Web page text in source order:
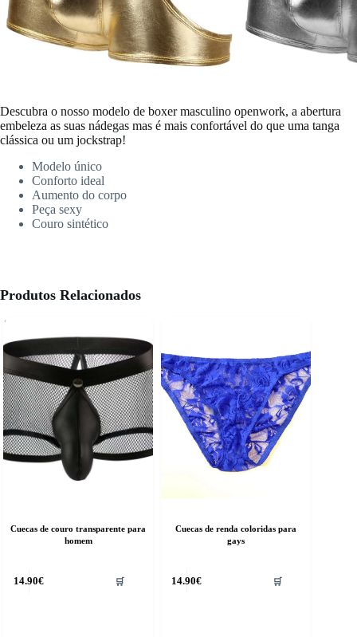
Descubra o nosso modelo de boxer masculino openwork, a abertura
embeleza as suas nádegas mas é mais confortável do que uma tanga
clássica ou um jockstrap!
Modelo único
Conforto ideal
Aumento do corpo
Peça sexy
Couro sintético
Produtos Relacionados
Cuecas de couro transparente para
homem
14.90€ 🛒
Cuecas de renda coloridas para
gays
14.90€ 🛒